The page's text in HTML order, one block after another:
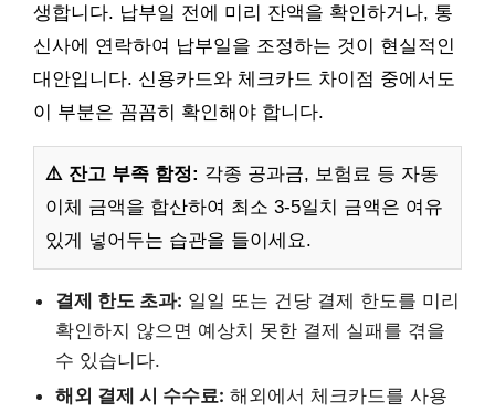
생합니다. 납부일 전에 미리 잔액을 확인하거나, 통
신사에 연락하여 납부일을 조정하는 것이 현실적인
대안입니다. 신용카드와 체크카드 차이점 중에서도
이 부분은 꼼꼼히 확인해야 합니다.
⚠️ 잔고 부족 함정: 각종 공과금, 보험료 등 자동
이체 금액을 합산하여 최소 3-5일치 금액은 여유
있게 넣어두는 습관을 들이세요.
결제 한도 초과: 일일 또는 건당 결제 한도를 미리
확인하지 않으면 예상치 못한 결제 실패를 겪을
수 있습니다.
해외 결제 시 수수료: 해외에서 체크카드를 사용